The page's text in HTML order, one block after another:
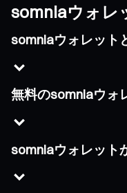
somniaウォレ
somniaウォレット
無料のsomniaウォ
somniaウォレット